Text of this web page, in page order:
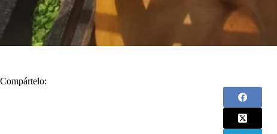
Compártelo: